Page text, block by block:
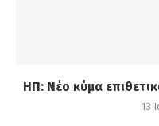
ΗΠ: Νέο κύμα
13